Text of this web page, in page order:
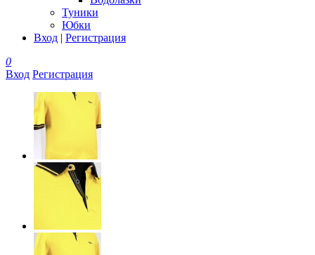
Туники
Юбки
Вход | Регистрация
0
Вход Регистрация